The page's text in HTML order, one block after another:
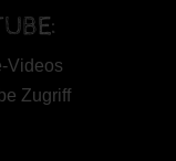
Videos
Zugriff